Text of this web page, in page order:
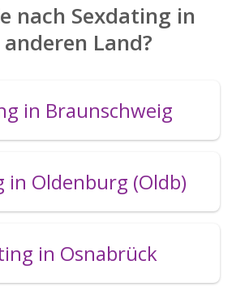
nach Sexdating in
Land?
in Braunschweig
in Oldenburg (Oldb)
in Osnabrück